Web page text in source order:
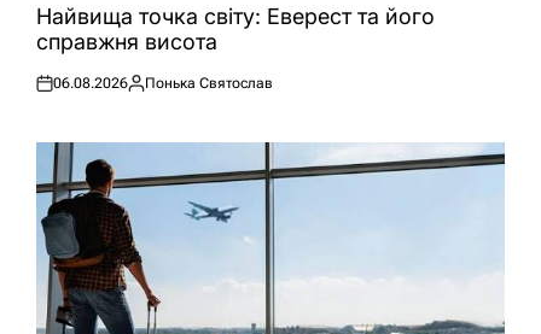
УНайвища точка світу: Еверест та його
справжня висота
Оприлюднено
06.08.2026
Опубліковано
Понька Святослав